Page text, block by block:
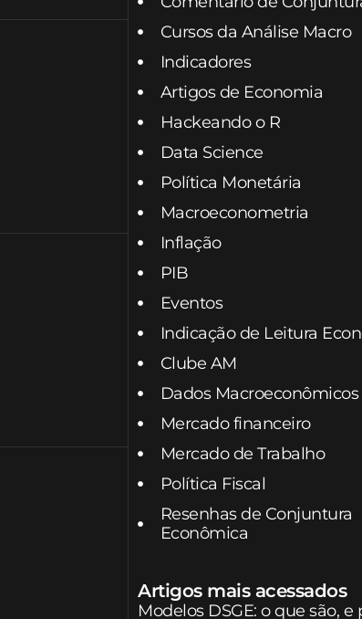
Cursos da Análise Macro
Indicadores
Artigos de Economia
Hackeando o R
Data Science
Política Monetária
Macroeconometria
Inflação
PIB
Eventos
Indicação de Leitura
Clube AM
Dados Macroeconômicos
Mercado financeiro
Mercado de Trabalho
Política Fiscal
Resenhas de Conjuntura
Econômica
Artigos mais acessados
Modelos DSGE: o que são, e